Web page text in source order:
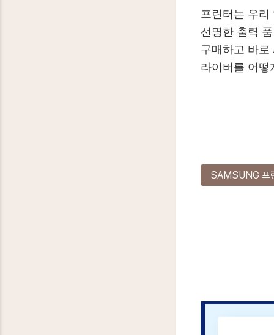
프린터는 우
선명한 출력
구매하고 바로
라이버를 어떻
SAMSUNG 프